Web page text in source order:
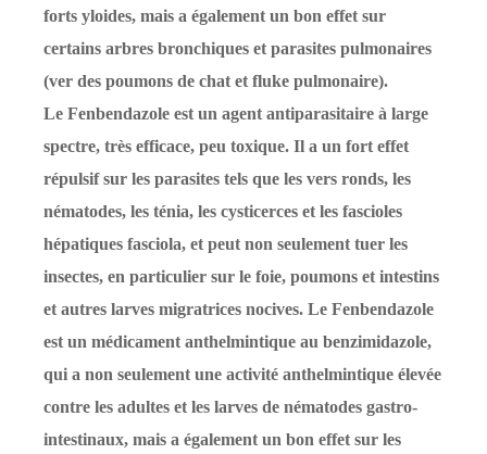
forts yloides, mais a également un bon effet sur
certains arbres bronchiques et parasites pulmonaires
(ver des poumons de chat et fluke pulmonaire).
Le Fenbendazole est un agent antiparasitaire à large
spectre, très efficace, peu toxique. Il a un fort effet
répulsif sur les parasites tels que les vers ronds, les
nématodes, les ténia, les cysticerces et les fascioles
hépatiques fasciola, et peut non seulement tuer les
insectes, en particulier sur le foie, poumons et intestins
et autres larves migratrices nocives. Le Fenbendazole
est un médicament anthelmintique au benzimidazole,
qui a non seulement une activité anthelmintique élevée
contre les adultes et les larves de nématodes gastro-
intestinaux, mais a également un bon effet sur les